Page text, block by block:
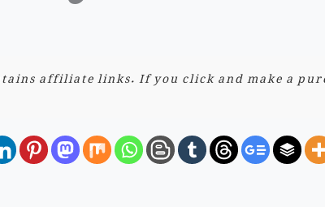
affiliate links. If you click and make a